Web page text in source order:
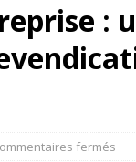
Quel est leur rôle
défendre légalement
:
fermés